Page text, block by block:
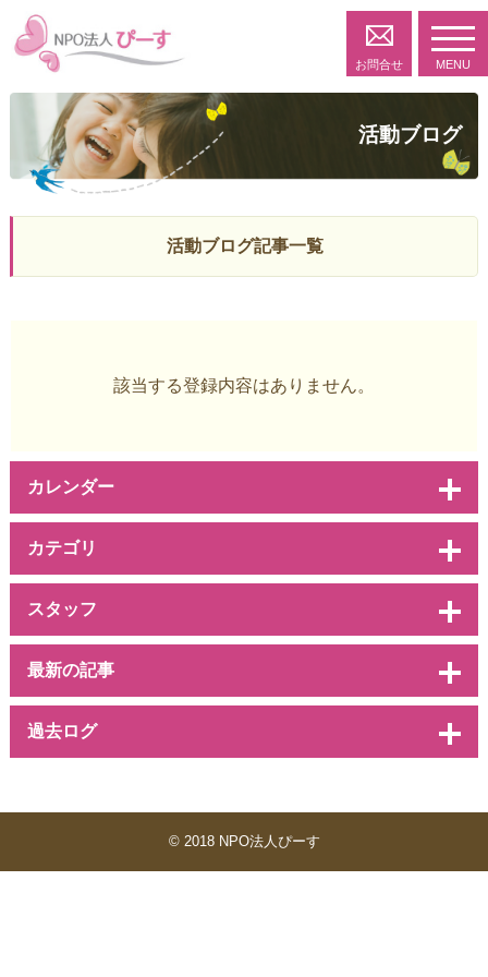
お問合せ MENU
活動ブログ
活動ブログ記事一覧
該当する登録内容はありません。
カレンダー
カテゴリ
スタッフ
最新の記事
過去ログ
© 2018 NPO法人ぴーす